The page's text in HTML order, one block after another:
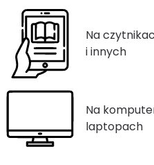
Na
i innych
Na
laptopach